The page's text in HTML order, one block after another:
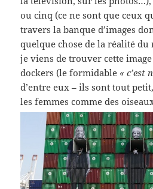
ou cinq (ce ne sont que ceux
travers la banque d’images
quelque chose de la réalité du
je viens de trouver cette
dockers (le formidable « c’est
d’entre eux – ils sont tout
les femmes comme des